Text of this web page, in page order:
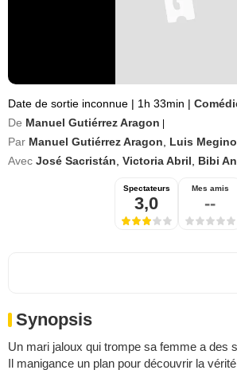
Date de sortie inconnue | 1h 33min |
De Manuel Gutiérrez Aragon
Par Manuel Gutiérrez Aragon
Luis Megino
Avec José Sacristán Victoria Abril Bibi
Spectateurs
3,0
Mes amis
--
Synopsis
Un mari jaloux qui trompe sa femme a des
Il manigance un plan pour découvrir la